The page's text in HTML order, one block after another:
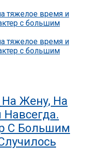
На Жену, На
С Большим